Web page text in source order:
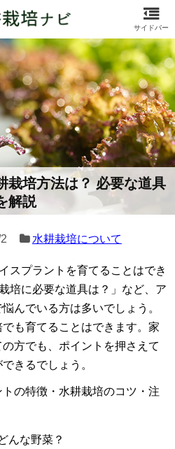
栽培方法は？ 必要な道具
解説
水耕栽培について
スプラントを育てることはでき
培に必要な道具は？」など、ア
んでいる方は多いでしょう。
も育てることはできます。家
方でも、ポイントを押さえて
きるでしょう。
の特徴・水耕栽培のコツ・注
んな野菜？